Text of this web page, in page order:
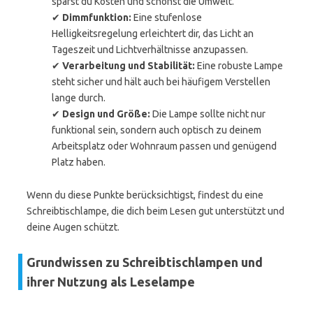
✔ Dimmfunktion: Eine stufenlose
Helligkeitsregelung erleichtert dir, das Licht an
Tageszeit und Lichtverhältnisse anzupassen.
✔ Verarbeitung und Stabilität: Eine robuste Lampe
steht sicher und hält auch bei häufigem Verstellen
lange durch.
✔ Design und Größe: Die Lampe sollte nicht nur
funktional sein, sondern auch optisch zu deinem
Arbeitsplatz oder Wohnraum passen und genügend
Platz haben.
Wenn du diese Punkte berücksichtigst, findest du eine
Schreibtischlampe, die dich beim Lesen gut unterstützt und
deine Augen schützt.
Grundwissen zu Schreibtischlampen und
ihrer Nutzung als Leselampe